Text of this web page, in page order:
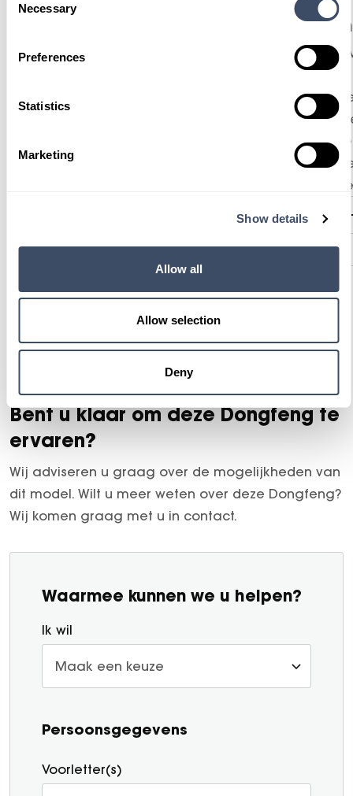
Selection
Necessary
Preferences
Statistics
Marketing
Show details
Allow all
Allow selection
Deny
Gomes
decennia lang hoog op de agenda.
Bent u klaar om deze Dongfeng te
ervaren?
Wij adviseren u graag over de mogelijkheden van
dit model. Wilt u meer weten over deze Dongfeng?
Wij komen graag met u in contact.
Waarmee kunnen we u helpen?
Ik wil
Persoonsgegevens
Voorletter(s)